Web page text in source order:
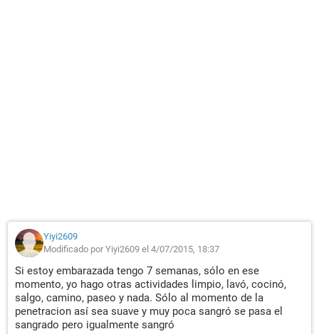
Yiyi2609
Modificado por Yiyi2609 el 4/07/2015, 18:37
Si estoy embarazada tengo 7 semanas, sólo en ese
momento, yo hago otras actividades limpio, lavó, cocinó,
salgo, camino, paseo y nada. Sólo al momento de la
penetracion así sea suave y muy poca sangró se pasa el
sangrado pero igualmente sangró